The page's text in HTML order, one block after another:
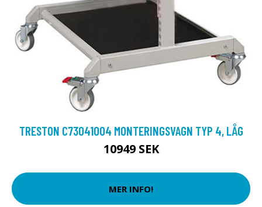
TRESTON C73041004 MONTERINGSVAGN TYP 4, LÅG
10949 SEK
MER INFO!